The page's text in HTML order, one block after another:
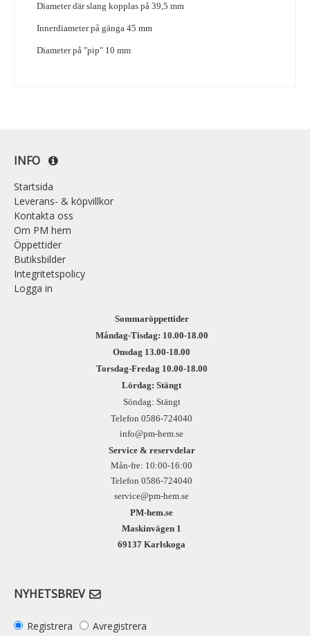
Diameter där slang kopplas på 39,5 mm
Innerdiameter på gänga 45 mm
Diameter på "pip" 10 mm
INFO
Startsida
Leverans- & köpvillkor
Kontakta oss
Om PM hem
Öppettider
Butiksbilder
Integritetspolicy
Logga in
Sommaröppettider
Måndag-Tisdag: 10.00-18.00
Onsdag 13.00-18.00
Torsdag-Fredag 10.00-18.00
Lördag: Stängt
Söndag: Stängt
Telefon 0586-724040
info@pm-hem.se
Service & reservdelar
Mån-fre: 10:00-16:00
Telefon 0586-724040
service@pm-hem.se
PM-hem.se
Maskinvägen 1
69137 Karlskoga
NYHETSBREV
Registrera Avregistrera